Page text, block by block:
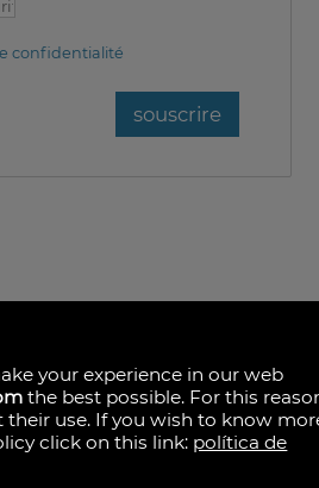
confidentialité
63.
your experience in our web
the best possible. For this
their use. If you wish to know
click on this link: política de